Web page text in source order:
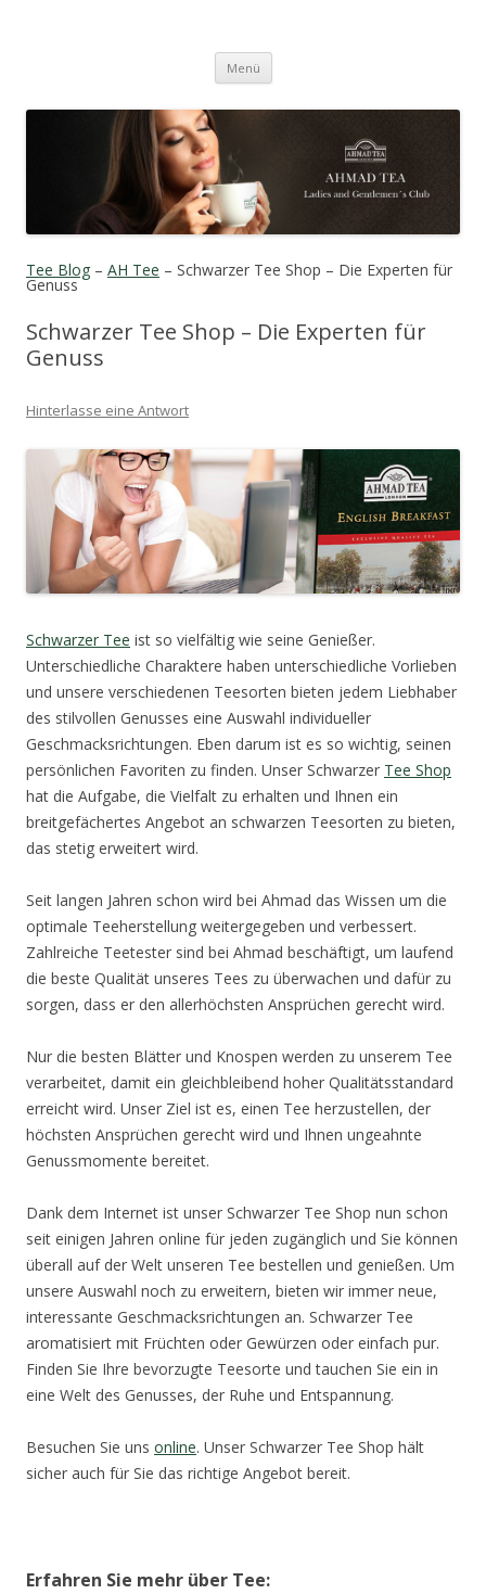
Menü Zum Inhalt springen
Tee Blog – AH Tee – Schwarzer Tee Shop – Die Experten für
Genuss
Schwarzer Tee Shop – Die Experten für
Genuss
Hinterlasse eine Antwort
Schwarzer Tee ist so vielfältig wie seine Genießer.
Unterschiedliche Charaktere haben unterschiedliche Vorlieben
und unsere verschiedenen Teesorten bieten jedem Liebhaber
des stilvollen Genusses eine Auswahl individueller
Geschmacksrichtungen. Eben darum ist es so wichtig, seinen
persönlichen Favoriten zu finden. Unser Schwarzer Tee Shop
hat die Aufgabe, die Vielfalt zu erhalten und Ihnen ein
breitgefächertes Angebot an schwarzen Teesorten zu bieten,
das stetig erweitert wird.
Seit langen Jahren schon wird bei Ahmad das Wissen um die
optimale Teeherstellung weitergegeben und verbessert.
Zahlreiche Teetester sind bei Ahmad beschäftigt, um laufend
die beste Qualität unseres Tees zu überwachen und dafür zu
sorgen, dass er den allerhöchsten Ansprüchen gerecht wird.
Nur die besten Blätter und Knospen werden zu unserem Tee
verarbeitet, damit ein gleichbleibend hoher Qualitätsstandard
erreicht wird. Unser Ziel ist es, einen Tee herzustellen, der
höchsten Ansprüchen gerecht wird und Ihnen ungeahnte
Genussmomente bereitet.
Dank dem Internet ist unser Schwarzer Tee Shop nun schon
seit einigen Jahren online für jeden zugänglich und Sie können
überall auf der Welt unseren Tee bestellen und genießen. Um
unsere Auswahl noch zu erweitern, bieten wir immer neue,
interessante Geschmacksrichtungen an. Schwarzer Tee
aromatisiert mit Früchten oder Gewürzen oder einfach pur.
Finden Sie Ihre bevorzugte Teesorte und tauchen Sie ein in
eine Welt des Genusses, der Ruhe und Entspannung.
Besuchen Sie uns online. Unser Schwarzer Tee Shop hält
sicher auch für Sie das richtige Angebot bereit.
Erfahren Sie mehr über Tee: